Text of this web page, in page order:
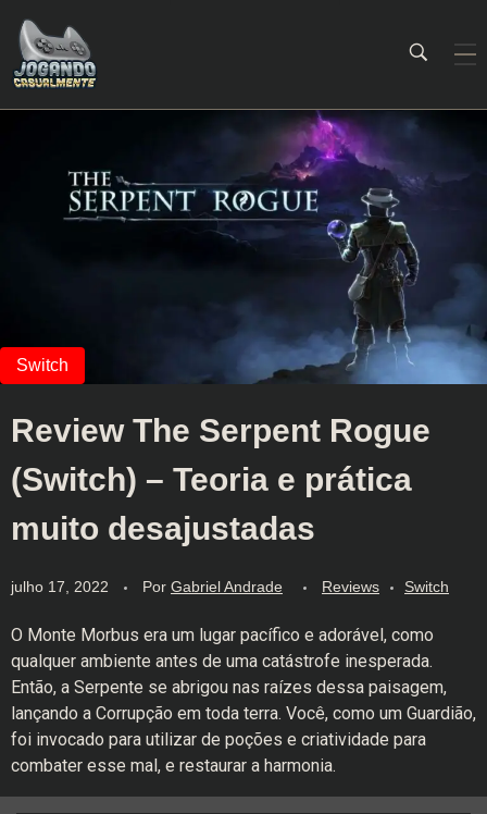
Review The Serpent Rogue
(Switch) – Teoria e prática
muito desajustadas
julho 17, 2022 Por Gabriel Andrade Reviews Switch
O Monte Morbus era um lugar pacífico e adorável, como
qualquer ambiente antes de uma catástrofe inesperada.
Então, a Serpente se abrigou nas raízes dessa paisagem,
lançando a Corrupção em toda terra. Você, como um Guardião,
foi invocado para utilizar de poções e criatividade para
combater esse mal, e restaurar a harmonia.